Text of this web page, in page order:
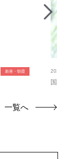
新座・朝霞
国産
一覧へ